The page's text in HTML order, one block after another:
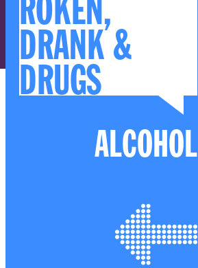
ROKEN,
DRANK &
DRUGS
ALCOHOL